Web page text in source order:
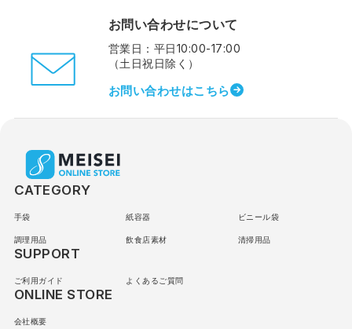
お問い合わせについて
営業日：平日10:00-17:00
（土日祝日除く）
お問い合わせはこちら
CATEGORY
手袋 紙容器 ビニール袋
調理用品 飲食店素材 清掃用品
SUPPORT
ご利用ガイド よくあるご質問
ONLINE STORE
会社概要